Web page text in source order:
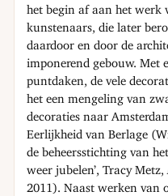
het begin af aan het werk
kunstenaars, die later
daardoor en door de
imponerend gebouw. Met
puntdaken, de vele
het een mengeling van
decoraties naar
Eerlijkheid van Berlage
de beheersstichting van
weer jubelen’, Tracy Metz,
2011). Naast werken van